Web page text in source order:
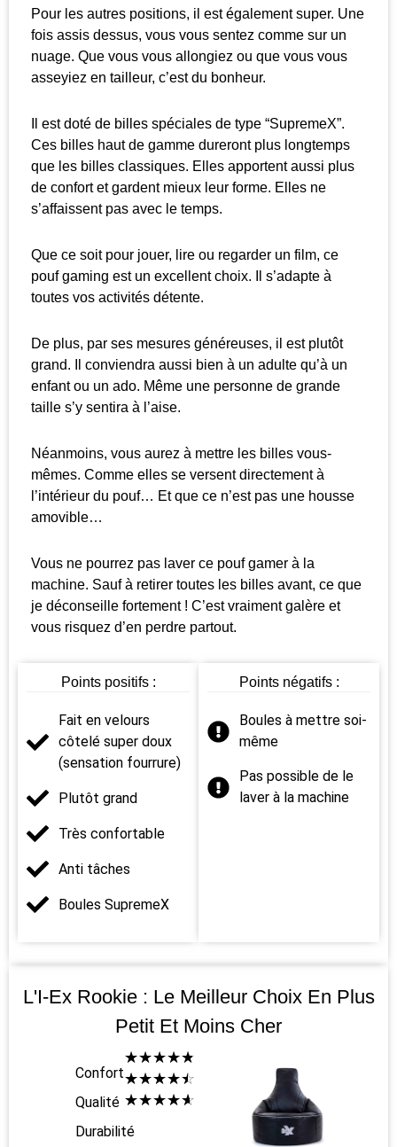
Pour les autres positions, il est également super. Une
fois assis dessus, vous vous sentez comme sur un
nuage. Que vous vous allongiez ou que vous vous
asseyiez en tailleur, c’est du bonheur.
Il est doté de billes spéciales de type “SupremeX”.
Ces billes haut de gamme dureront plus longtemps
que les billes classiques. Elles apportent aussi plus
de confort et gardent mieux leur forme. Elles ne
s’affaissent pas avec le temps.
Que ce soit pour jouer, lire ou regarder un film, ce
pouf gaming est un excellent choix. Il s’adapte à
toutes vos activités détente.
De plus, par ses mesures généreuses, il est plutôt
grand. Il conviendra aussi bien à un adulte qu’à un
enfant ou un ado. Même une personne de grande
taille s’y sentira à l’aise.
Néanmoins, vous aurez à mettre les billes vous-
mêmes. Comme elles se versent directement à
l’intérieur du pouf… Et que ce n’est pas une housse
amovible…
Vous ne pourrez pas laver ce pouf gamer à la
machine. Sauf à retirer toutes les billes avant, ce que
je déconseille fortement ! C’est vraiment galère et
vous risquez d’en perdre partout.
Points positifs :
Fait en velours
côtelé super doux
(sensation fourrure)
Plutôt grand
Très confortable
Anti tâches
Boules SupremeX
Points négatifs :
Boules à mettre soi-
même
Pas possible de le
laver à la machine
L'I-Ex Rookie : Le Meilleur Choix En Plus
Petit Et Moins Cher
Confort
Qualité
Durabilité
☆☆☆☆☆
☆☆☆☆☆
☆☆☆☆☆